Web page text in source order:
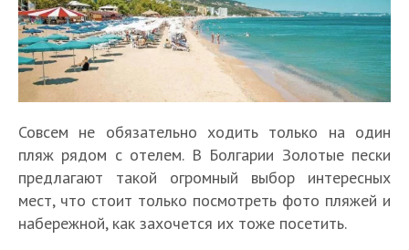
Совсем не обязательно ходить только на один
пляж рядом с отелем. В Болгарии Золотые пески
предлагают такой огромный выбор интересных
мест, что стоит только посмотреть фото пляжей и
набережной, как захочется их тоже посетить.